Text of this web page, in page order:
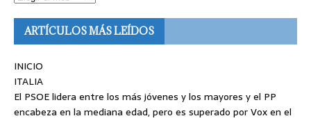
ARTÍCULOS MÁS LEÍDOS
INICIO
ITALIA
El PSOE lidera entre los más jóvenes y los mayores y el PP
encabeza en la mediana edad, pero es superado por Vox en el